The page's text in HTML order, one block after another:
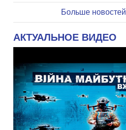
Больше новостей
АКТУАЛЬНОЕ ВИДЕО